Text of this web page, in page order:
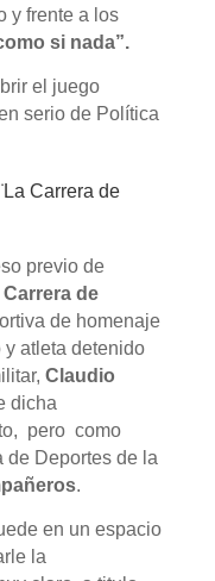
y frente a los
si nada”.
el juego
serio de Política
Carrera de
previo de
de
de homenaje
atleta detenido
Claudio
dicha
pero como
de Deportes de la
.
en un espacio
la